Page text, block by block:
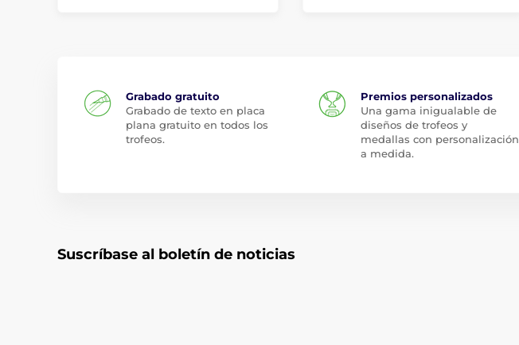
Grabado gratuito
Grabado de texto en placa
plana gratuito en todos los
trofeos.
Premios personalizados
Una gama inigualable de
diseños de trofeos y
medallas con personalización
a medida.
Suscríbase al boletín de noticias